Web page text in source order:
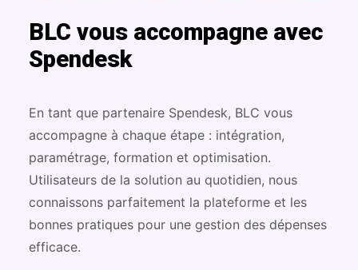
BLC vous accompagne avec
Spendesk
En tant que partenaire Spendesk, BLC vous
accompagne à chaque étape : intégration,
paramétrage, formation et optimisation.
Utilisateurs de la solution au quotidien, nous
connaissons parfaitement la plateforme et les
bonnes pratiques pour une gestion des dépenses
efficace.